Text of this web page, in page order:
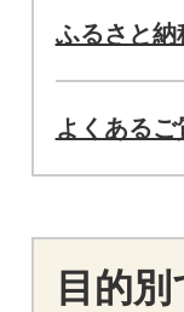
ふるさと納
よくあるご
目的